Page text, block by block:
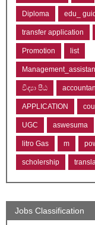
Diploma edu_
transfer application
Promotion list
විද්‍යා පීඨ
APPLICATION
UGC aswesuma
litro Gas m
scholership
Jobs Classification